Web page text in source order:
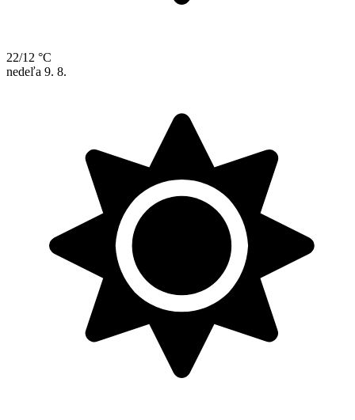
22/12 °C
nedeľa 9. 8.